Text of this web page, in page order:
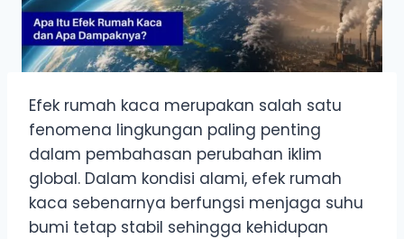
Efek rumah kaca merupakan salah satu
fenomena lingkungan paling penting
dalam pembahasan perubahan iklim
global. Dalam kondisi alami, efek rumah
kaca sebenarnya berfungsi menjaga suhu
bumi tetap stabil sehingga kehidupan